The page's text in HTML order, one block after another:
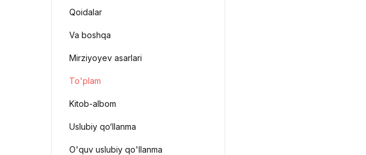
Qoidalar
Va boshqa
Mirziyoyev asarlari
To'plam
Kitob-albom
Uslubiy qo‘llanma
O'quv uslubiy qo'llanma